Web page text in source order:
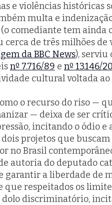
e violências históricas
multa e
(o comediante tem
cerca de três milhões de
da BBC News), serviu
nº 7.716/89 e nº 13.146/
cultural voltada
o recurso do riso —
— deixa de ser
incitando o ódio e
dois projetos que
no Brasil
autoria do deputado
garantir a liberdade de
que respeitados os
dolo discriminatório,